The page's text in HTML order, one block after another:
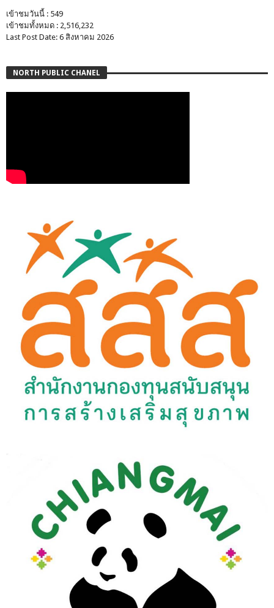
เข้าชมวันนี้ : 549
เข้าชมทั้งหมด : 2,516,232
Last Post Date: 6 สิงหาคม 2026
NORTH PUBLIC CHANEL